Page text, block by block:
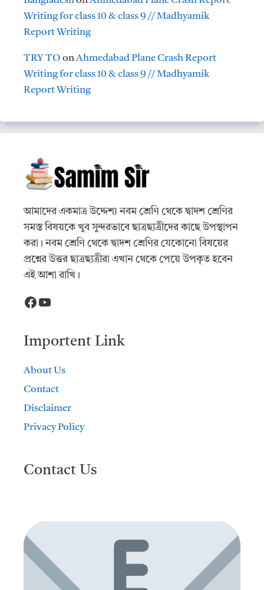
Writing for class 10 & class 9 // Madhyamik
Report Writing
TRY TO onAhmedabad Plane Crash Report
Writing for class 10 & class 9 // Madhyamik
Report Writing
আমাদের একমাত্র উদ্দেশ্য নবম শ্রেণি থেকে দ্বাদশ শ্রেণির
সমস্ত বিষয়কে খুব সুন্দরভাবে ছাত্রছাত্রীদের কাছে উপস্থাপন
করা। নবম শ্রেণি থেকে দ্বাদশ শ্রেণির যেকোনো বিষয়ের
প্রশ্নের উত্তর ছাত্রছাত্রীরা এখান থেকে পেয়ে উপকৃত হবেন
এই আশা রাখি।
Facebook
YouTube
Importent Link
About Us
Contact
Disclaimer
Privacy Policy
Contact Us